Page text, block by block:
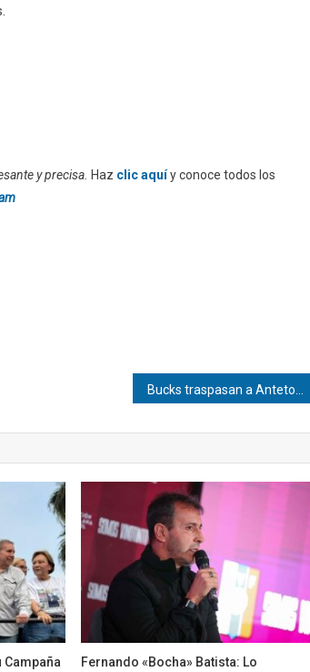
y precisa. Haz clic aquíy conoce todos los
Campaña Fernando «Bocha» Batista: Lo